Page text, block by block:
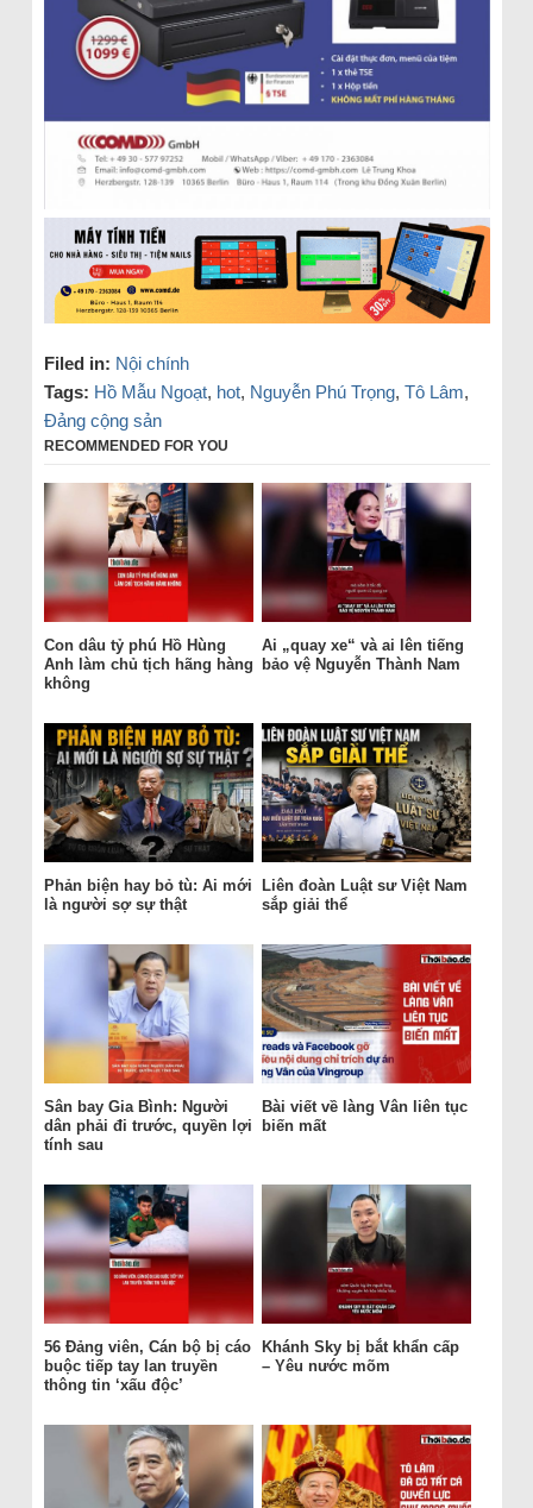
Filed in: Nội chính
Tags: Hồ Mẫu Ngoạt, hot, Nguyễn Phú Trọng, Tô Lâm,
Đảng cộng sản
RECOMMENDED FOR YOU
Con dâu tỷ phú Hồ Hùng
Anh làm chủ tịch hãng hàng
không
Ai „quay xe“ và ai lên tiếng
bảo vệ Nguyễn Thành Nam
Phản biện hay bỏ tù: Ai mới
là người sợ sự thật
Liên đoàn Luật sư Việt Nam
sắp giải thể
Sân bay Gia Bình: Người
dân phải đi trước, quyền lợi
tính sau
Bài viết về làng Vân liên tục
biến mất
56 Đảng viên, Cán bộ bị cáo
buộc tiếp tay lan truyền
thông tin ‘xấu độc’
Khánh Sky bị bắt khẩn cấp
– Yêu nước mõm